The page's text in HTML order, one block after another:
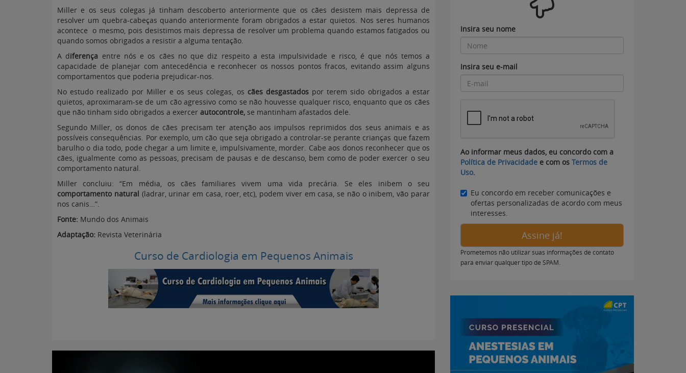
Miller e os seus colegas já tinham descoberto anteriormente que os cães desistem mais depressa de
resolver um quebra-cabeças quando anteriormente foram obrigados a estar quietos. Nos seres humanos
acontece o mesmo, pois desistimos mais depressa de resolver um problema quando estamos fatigados ou
quando somos obrigados a resistir a alguma tentação.
A diferença entre nós e os cães no que diz respeito a esta impulsividade e risco, é que nós temos a
capacidade de planejar com antecedência e reconhecer os nossos pontos fracos, evitando assim alguns
comportamentos que poderia prejudicar-nos.
No estudo realizado por Miller e os seus colegas, os cães desgastadospor terem sido obrigados a estar
quietos, aproximaram-se de um cão agressivo como se não houvesse qualquer risco, enquanto que os cães
que não tinham sido obrigados a exercer autocontrole, se mantinham afastados dele.
Segundo Miller, os donos de cães precisam ter atenção aos impulsos reprimidos dos seus animais e as
possíveis consequências. Por exemplo, um cão que seja obrigado a controlar-se perante crianças que fazem
barulho o dia todo, pode chegar a um limite e, impulsivamente, morder. Cabe aos donos reconhecer que os
cães, igualmente como as pessoas, precisam de pausas e de descanso, bem como de poder exercer o seu
comportamento natural.
Miller concluiu: “Em média, os cães familiares vivem uma vida precária. Se eles inibem o seu
comportamento natural (ladrar, urinar em casa, roer, etc), podem viver em casa, se não o inibem, vão parar
nos canis…”.
Fonte: Mundo dos Animais
Adaptação: Revista Veterinária
Curso de Cardiologia em Pequenos Animais
Insira seu nome
Insira seu e-mail
Ao informar meus dados, eu concordo com a
Política de Privacidade e com os Termos de
Uso.
Eu concordo em receber comunicações e
ofertas personalizadas de acordo com meus
interesses.
Assine já!
Prometemos não utilizar suas informações de contato
para enviar qualquer tipo de SPAM.